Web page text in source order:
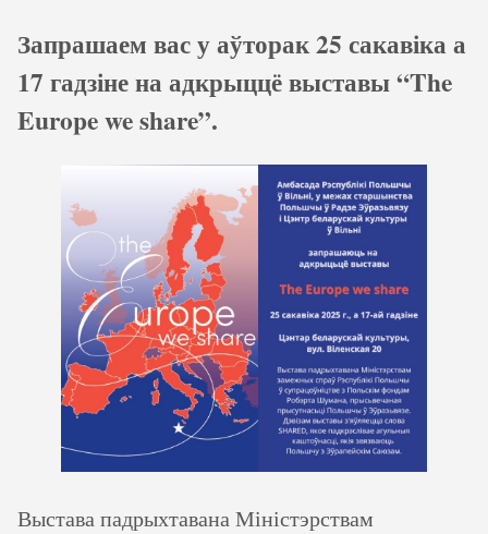
Запрашаем вас у аўторак 25 сакавіка а
17 гадзіне на адкрыццё выставы “The
Europe we share”.
Выстава падрыхтавана Міністэрствам